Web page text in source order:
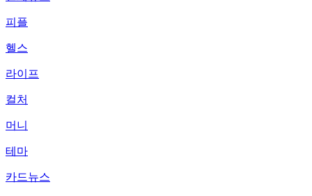
피플
헬스
라이프
컬처
머니
테마
카드뉴스